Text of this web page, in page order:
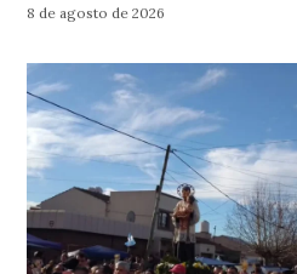
8 de agosto de 2026